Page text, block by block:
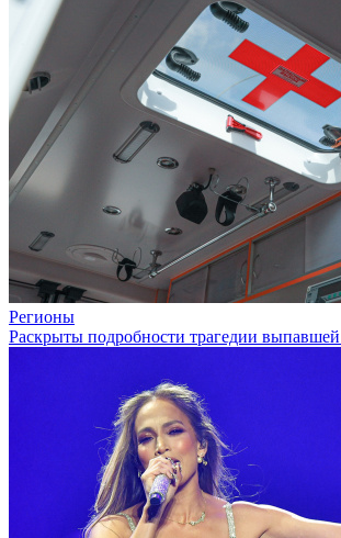
Регионы
Раскрыты подробности трагедии